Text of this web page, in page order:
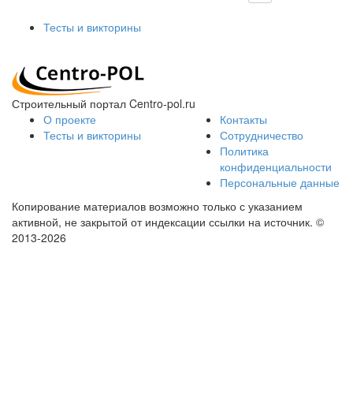
Тесты и викторины
Строительный портал Centro-pol.ru
О проекте
Тесты и викторины
Контакты
Сотрудничество
Политика
конфиденциальности
Персональные данные
Копирование материалов возможно только с указанием
активной, не закрытой от индексации ссылки на источник. ©
2013-2026